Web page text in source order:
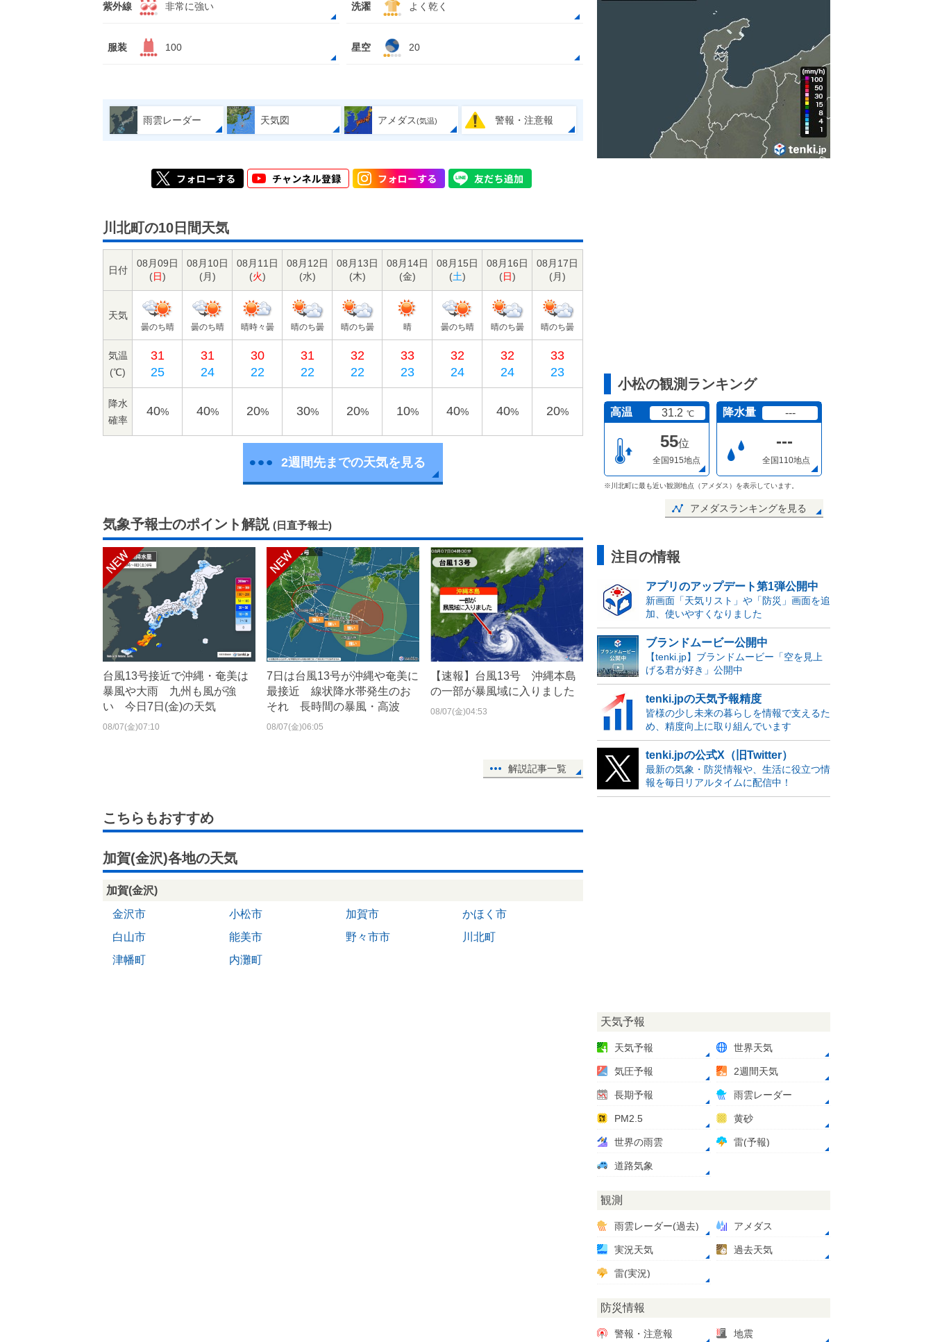
紫外線 非常に強い 洗濯 よく乾く
服装 100 星空 20
雨雲レーダー 天気図 アメダス(気温) 警報・注意報
川北町の10日間天気
日付
08月09日
(日)
08月10日
(月)
08月11日
(火)
08月12日
(水)
08月13日
(木)
08月14日
(金)
08月15日
(土)
08月16日
(日)
08月17日
(月)
天気
曇のち晴 曇のち晴 晴時々曇 晴のち曇 晴のち曇 晴 曇のち晴 晴のち曇 晴のち曇
気温
(℃)
31
25
31
24
30
22
31
22
32
22
33
23
32
24
32
24
33
23
降水
確率
40% 40% 20% 30% 20% 10% 40% 40% 20%
2週間先までの天気を見る
気象予報士のポイント解説 (日直予報士)
台風13号接近で沖縄・奄美は
暴風や大雨 九州も風が強
い 今日7日(金)の天気
08/07(金)07:10
7日は台風13号が沖縄や奄美に
最接近 線状降水帯発生のお
それ 長時間の暴風・高波
08/07(金)06:05
【速報】台風13号 沖縄本島
の一部が暴風域に入りました
08/07(金)04:53
解説記事一覧
こちらもおすすめ
加賀(金沢)各地の天気
加賀(金沢)
金沢市
小松市 加賀市
かほく市
白山市
能美市 野々市市
川北町
津幡町
内灘町
小松の観測ランキング
高温 31.2 ℃
55位
全国915地点
降水量 ---
---
全国110地点
※川北町に最も近い観測地点（アメダス）を表示しています。
アメダスランキングを見る
注目の情報
アプリのアップデート第1弾公開中
新画面「天気リスト」や「防災」画面を追
加、使いやすくなりました
ブランドムービー公開中
【tenki.jp】ブランドムービー「空を見上
げる君が好き」公開中
tenki.jpの天気予報精度
皆様の少し未来の暮らしを情報で支えるた
め、精度向上に取り組んでいます
tenki.jpの公式X（旧Twitter）
最新の気象・防災情報や、生活に役立つ情
報を毎日リアルタイムに配信中！
天気予報
天気予報 世界天気
気圧予報 2週間天気
長期予報 雨雲レーダー
PM2.5 黄砂
世界の雨雲 雷(予報)
道路気象
観測
雨雲レーダー(過去) アメダス
実況天気 過去天気
雷(実況)
防災情報
警報・注意報 地震